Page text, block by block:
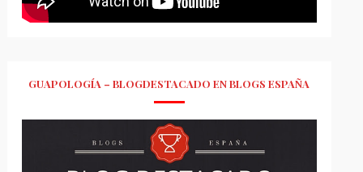
GUAPOLOGÍA – BLOGDESTACADO EN BLOGS ESPAÑA